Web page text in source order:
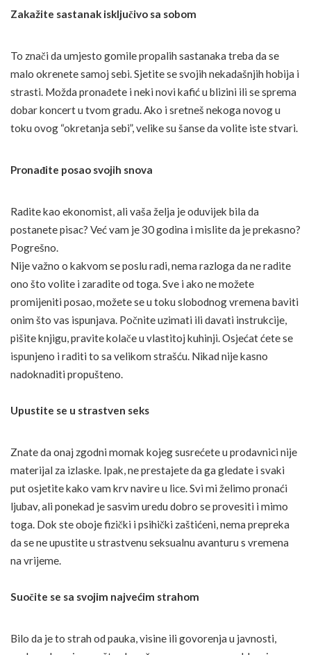
Zakažite sastanak isključivo sa sobom
To znači da umjesto gomile propalih sastanaka treba da se
malo okrenete samoj sebi. Sjetite se svojih nekadašnjih hobija i
strasti. Možda pronađete i neki novi kafić u blizini ili se sprema
dobar koncert u tvom gradu. Ako i sretneš nekoga novog u
toku ovog “okretanja sebi”, velike su šanse da volite iste stvari.
Pronađite posao svojih snova
Radite kao ekonomist, ali vaša želja je oduvijek bila da
postanete pisac? Već vam je 30 godina i mislite da je prekasno?
Pogrešno.
Nije važno o kakvom se poslu radi, nema razloga da ne radite
ono što volite i zaradite od toga. Sve i ako ne možete
promijeniti posao, možete se u toku slobodnog vremena baviti
onim što vas ispunjava. Počnite uzimati ili davati instrukcije,
pišite knjigu, pravite kolače u vlastitoj kuhinji. Osjećat ćete se
ispunjeno i raditi to sa velikom strašću. Nikad nije kasno
nadoknaditi propušteno.
Upustite se u strastven seks
Znate da onaj zgodni momak kojeg susrećete u prodavnici nije
materijal za izlaske. Ipak, ne prestajete da ga gledate i svaki
put osjetite kako vam krv navire u lice. Svi mi želimo pronaći
ljubav, ali ponekad je sasvim uredu dobro se provesiti i mimo
toga. Dok ste oboje fizički i psihički zaštićeni, nema prepreka
da se ne upustite u strastvenu seksualnu avanturu s vremena
na vrijeme.
Suočite se sa svojim najvećim strahom
Bilo da je to strah od pauka, visine ili govorenja u javnosti,